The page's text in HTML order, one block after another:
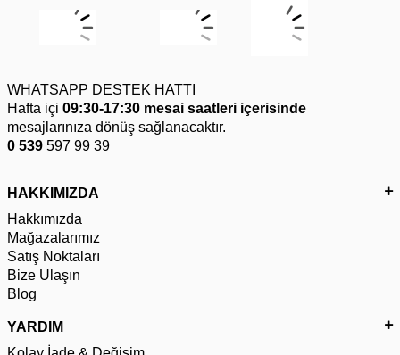
WHATSAPP DESTEK HATTI
Hafta içi 09:30-17:30 mesai saatleri içerisinde
mesajlarınıza dönüş sağlanacaktır.
0 539 597 99 39
HAKKIMIZDA
Hakkımızda
Mağazalarımız
Satış Noktaları
Bize Ulaşın
Blog
YARDIM